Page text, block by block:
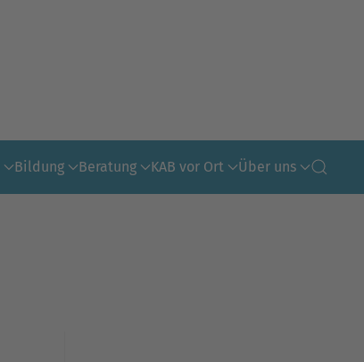
Bildung Beratung KAB vor Ort Über uns